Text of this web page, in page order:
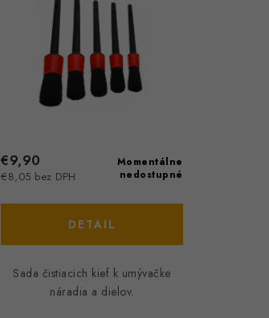
Momentálne
nedostupné
€8,05 bez DPH
€9,90
DETAIL
Sada čistiacich kief k umývačke
náradia a dielov.